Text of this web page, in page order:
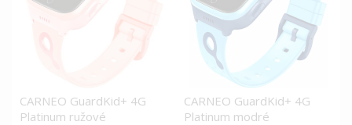
CARNEO GuardKid+ 4G
Platinum ružové
CARNEO GuardKid+ 4G
Platinum modré